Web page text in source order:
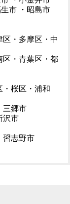
生市
・昭島市
区・多摩区・中
区・青葉区・都
・桜区・浦和
三郷市
沢市
習志野市